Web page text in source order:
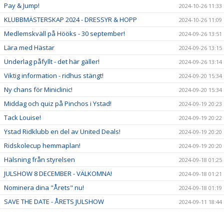
Pay & Jump! 2024-10-26 11:33
KLUBBMÄSTERSKAP 2024 - DRESSYR & HOPP 2024-10-26 11:09
Medlemskväll på Hööks - 30 september! 2024-09-26 13:51
Lära med Hästar 2024-09-26 13:15
Underlag påfyllt - det här gäller! 2024-09-26 13:14
Viktig information - ridhus stängt! 2024-09-20 15:34
Ny chans för Miniclinic! 2024-09-20 15:34
Middag och quiz på Pinchos i Ystad! 2024-09-19 20:23
Tack Louise! 2024-09-19 20:22
Ystad Ridklubb en del av United Deals! 2024-09-19 20:20
Ridskolecup hemmaplan! 2024-09-19 20:20
Hälsning från styrelsen 2024-09-18 01:25
JULSHOW 8 DECEMBER - VÄLKOMNA! 2024-09-18 01:21
Nominera dina "Årets" nu! 2024-09-18 01:19
SAVE THE DATE - ÅRETS JULSHOW 2024-09-11 18:44